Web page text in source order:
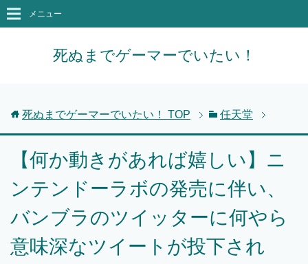
死ぬまでゲーマーでいたい！
メニュー
死ぬまでゲーマーでいたい！ TOP 任天堂
【何か動きがあれば嬉しい】ニ
ンテンドーラボの発売に伴い、
バンブラのツイッターに何やら
意味深なツイートが投下され